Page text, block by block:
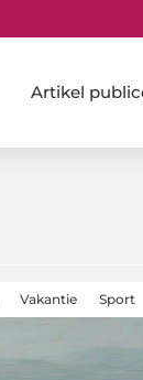
Artikel
Vakantie Sport